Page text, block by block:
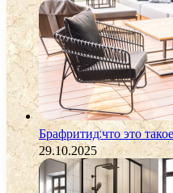
Брафритид:что это
29.10.2025